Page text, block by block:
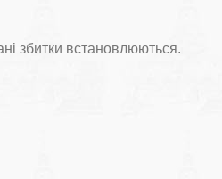
збитки встановлюються.